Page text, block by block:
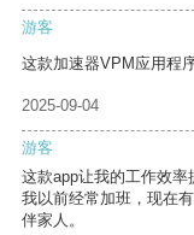
游客
这款加速器VPM应用程
2025-09-04
游客
这款app让我的工作效率
我以前经常加班，现在
伴家人。